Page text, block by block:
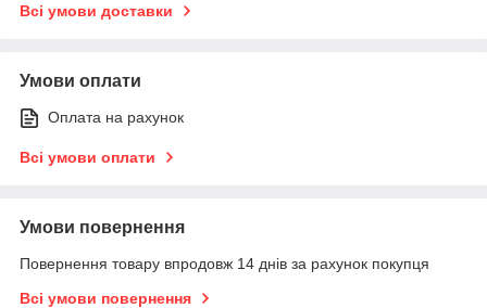
Всі умови доставки
Умови оплати
Оплата на рахунок
Всі умови оплати
Умови повернення
Повернення товару впродовж 14 днів за рахунок покупця
Всі умови повернення